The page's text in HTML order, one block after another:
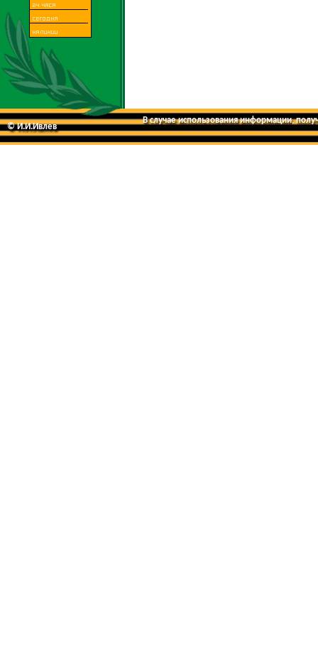
© И.И.Ивлев
В случае использования информации,